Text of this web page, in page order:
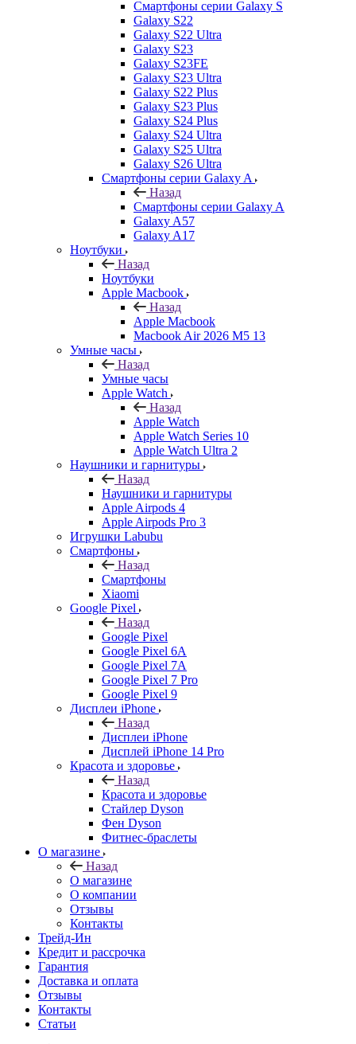
Смартфоны серии Galaxy S
Galaxy S22
Galaxy S22 Ultra
Galaxy S23
Galaxy S23FE
Galaxy S23 Ultra
Galaxy S22 Plus
Galaxy S23 Plus
Galaxy S24 Plus
Galaxy S24 Ultra
Galaxy S25 Ultra
Galaxy S26 Ultra
Смартфоны серии Galaxy A
Назад
Смартфоны серии Galaxy A
Galaxy A57
Galaxy A17
Ноутбуки
Назад
Ноутбуки
Apple Macbook
Назад
Apple Macbook
Macbook Air 2026 M5 13
Умные часы
Назад
Умные часы
Apple Watch
Назад
Apple Watch
Apple Watch Series 10
Apple Watch Ultra 2
Наушники и гарнитуры
Назад
Наушники и гарнитуры
Apple Airpods 4
Apple Airpods Pro 3
Игрушки Labubu
Смартфоны
Назад
Смартфоны
Xiaomi
Google Pixel
Назад
Google Pixel
Google Pixel 6A
Google Pixel 7А
Google Pixel 7 Pro
Google Pixel 9
Дисплеи iPhone
Назад
Дисплеи iPhone
Дисплей iPhone 14 Pro
Красота и здоровье
Назад
Красота и здоровье
Стайлер Dyson
Фен Dyson
Фитнес-браслеты
О магазине
Назад
О магазине
О компании
Отзывы
Контакты
Трейд-Ин
Кредит и рассрочка
Гарантия
Доставка и оплата
Отзывы
Контакты
Статьи